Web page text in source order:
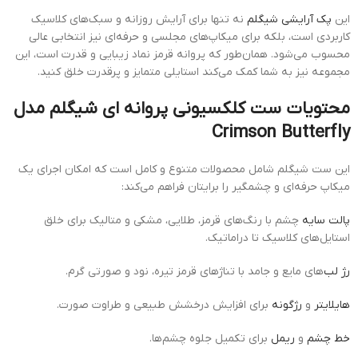
این پک آرایشی شیگلم نه تنها برای آرایش روزانه و سبک‌های کلاسیک
کاربردی است، بلکه برای میکاپ‌های مجلسی و حرفه‌ای نیز انتخابی عالی
محسوب می‌شود. همان‌طور که پروانه قرمز نماد زیبایی و قدرت است، این
مجموعه نیز به شما کمک می‌کند استایلی متمایز و پرقدرت خلق کنید.
محتویات ست کلکسیونی پروانه ای شیگلم مدل
Crimson Butterfly
این ست شیگلم شامل محصولات متنوع و کامل است که امکان اجرای یک
میکاپ حرفه‌ای و چشمگیر را برایتان فراهم می‌کند:
پالت سایه چشم با رنگ‌های قرمز، طلایی، مشکی و متالیک برای خلق
استایل‌های کلاسیک تا دراماتیک.
رژ لب‌های مایع و جامد با تناژهای قرمز تیره، نود و صورتی گرم.
هایلایتر و رژگونه برای افزایش درخشش طبیعی و طراوت صورت.
خط چشم و ریمل برای تکمیل جلوه چشم‌ها.